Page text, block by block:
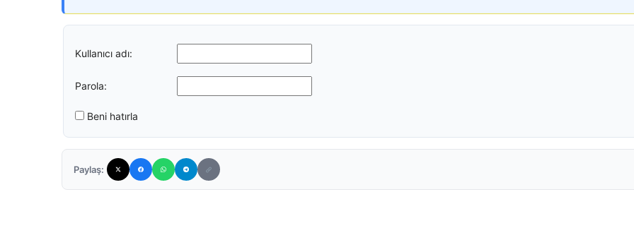
Kullanıcı adı:
Parola:
Beni hatırla
Paylaş: